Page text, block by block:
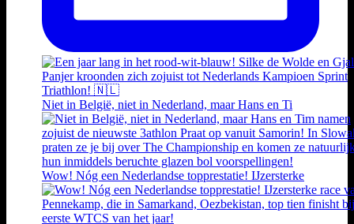
Niet in België, niet in Nederland, maar Hans en Ti
Wow! Nóg een Nederlandse topprestatie! IJzersterke